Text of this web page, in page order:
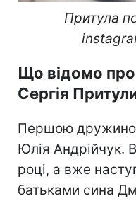
Притула
Що відомо
Сергія
Першою
Юлія Андрійчук.
році, а вже
батьками сина